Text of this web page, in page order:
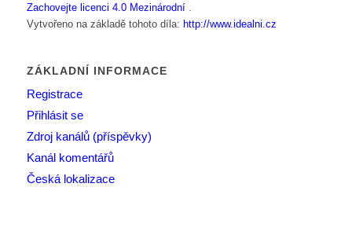
Zachovejte licenci 4.0 Mezinárodní
Vytvořeno na základě tohoto díla: http://www.idealni.cz
ZÁKLADNÍ INFORMACE
Registrace
Přihlásit se
Zdroj kanálů (příspěvky)
Kanál komentářů
Česká lokalizace